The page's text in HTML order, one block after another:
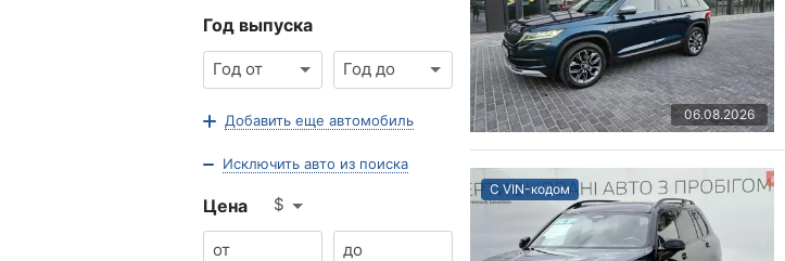
Год выпуска
Год от Год до
Добавить еще автомобиль
Исключить авто из поиска
Цена $
06.08.2026
С VIN-кодом